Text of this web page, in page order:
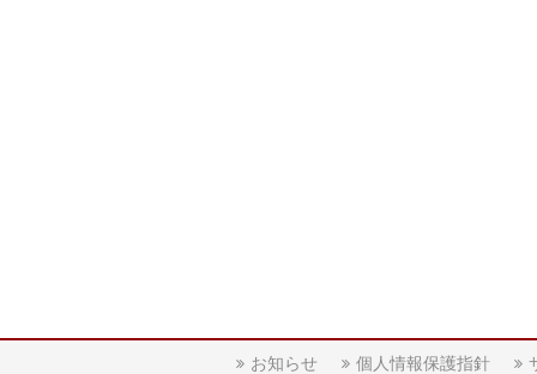
お知らせ 個人情報保護指針